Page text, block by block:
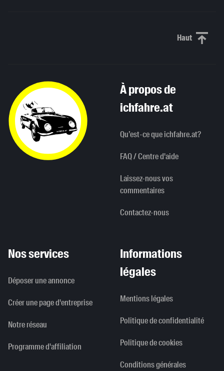
HautHaut de
À propos de
ichfahre.at
Qu’est-ce que ichfahre.at?
FAQ / Centre d'aide
Laissez-nous vos
commentaires
Contactez-nous
Nos services
Déposer une annonce
Créer une page d'entreprise
Notre réseau
Programme d'affiliation
Informations
légales
Mentions légales
Politique de confidentialité
Politique de cookies
Conditions générales